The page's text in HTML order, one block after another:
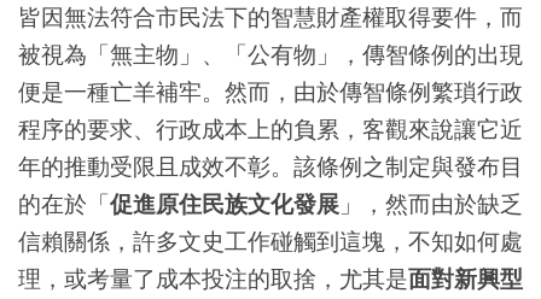
皆因無法符合市民法下的智慧財產權取得要件，而
被視為「無主物」、「公有物」，傳智條例的出現
便是一種亡羊補牢。然而，由於傳智條例繁瑣行政
程序的要求、行政成本上的負累，客觀來說讓它近
年的推動受限且成效不彰。該條例之制定與發布目
的在於「促進原住民族文化發展 」，然而由於缺乏
信賴關係，許多文史工作碰觸到這塊，不知如何處
理，或考量了成本投注的取捨，尤其是面對新興型